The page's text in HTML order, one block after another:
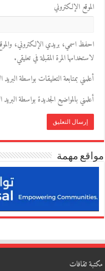
الموقع الإلكتروني
احفظ اسمي، بريدي الإلكتروني،
لاستخدامها المرة المقبلة في تعليقي.
أعلمني بمتابعة التعليقات بواسطة
أعلمني بالمواضيع الجديدة بواسطة
مواقع مهمة
مكتبة ثقافات